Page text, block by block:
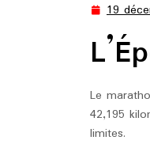
19
Le
42,195
limites.